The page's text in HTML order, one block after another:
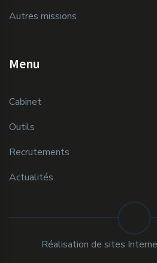
Autres missions
Menu
Cabinet
Outils
Recrutements
Actualités
Réalisation de sites